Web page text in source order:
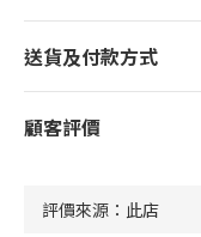
送貨及付款方式
顧客評價